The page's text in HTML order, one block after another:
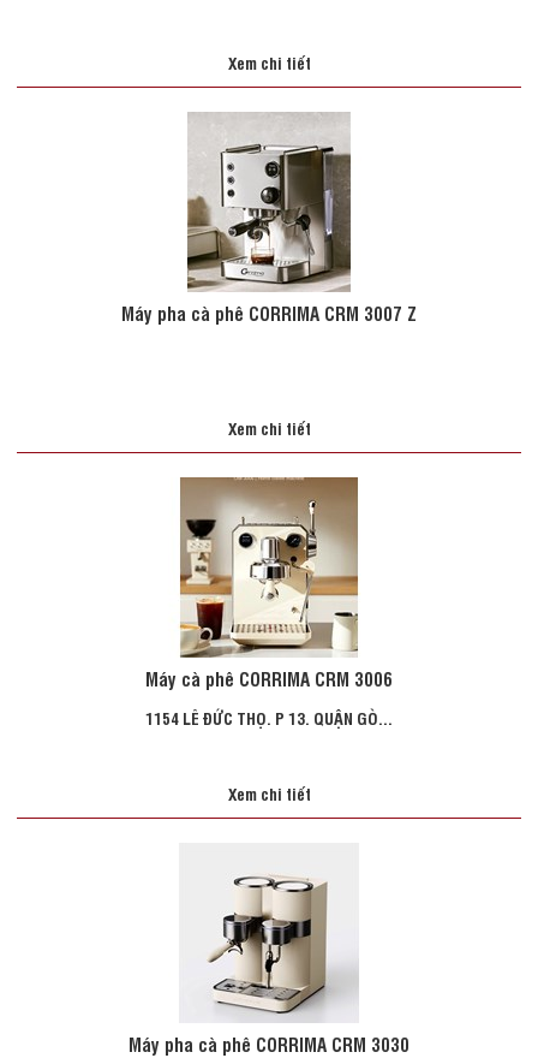
Xem chi tiết
Máy pha cà phê CORRIMA CRM 3007 Z
Xem chi tiết
Máy cà phê CORRIMA CRM 3006
1154 LÊ ĐỨC THỌ. P 13. QUẬN GÒ...
Xem chi tiết
Máy pha cà phê CORRIMA CRM 3030